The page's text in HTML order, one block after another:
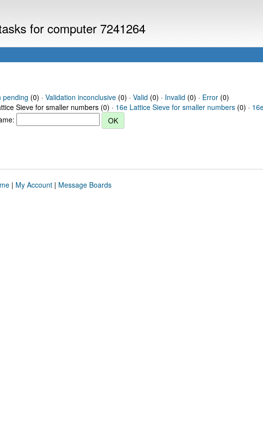
for computer 7241264
pending (0) · Validation inconclusive(0) · Valid (0) · Invalid (0) · Error(0)
Sieve for smaller numbers (0) · 16e Lattice Sieve for smaller numbers (0) ·
| My Account| Message Boards